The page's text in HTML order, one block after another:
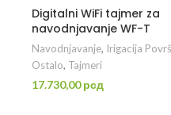
Digitalni WiFi tajmer za
navodnjavanje WF-T
Navodnjavanje, Irigacija
Ostalo, Tajmeri
17.730,00рсд